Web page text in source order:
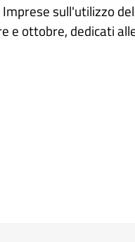
sull'utilizzo
e ottobre, dedicati